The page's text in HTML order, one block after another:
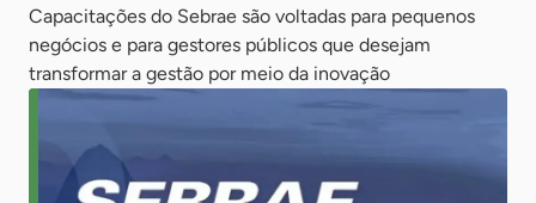
Capacitações do Sebrae são voltadas para pequenos
negócios e para gestores públicos que desejam
transformar a gestão por meio da inovação